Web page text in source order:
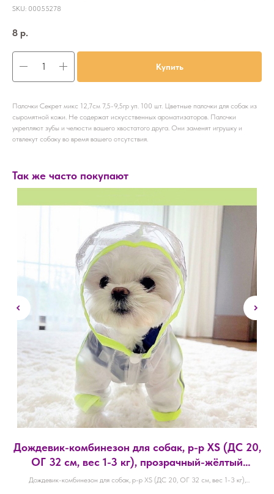
SKU: 00055278
8 р.
Купить
Палочки Секрет микс 12,7см 7,5-9,5гр уп. 100 шт. Цветные палочки для собак из
сыромятной кожи. Не содержат искусственных ароматизаторов. Палочки
укрепляют зубы и челюсти вашего хвостатого друга. Они заменят игрушку и
отвлекут собаку во время вашего отсутствия.
Так же часто покупают
Дождевик-комбинезон для собак, р-р XS (ДС 20,
ОГ 32 см, вес 1-3 кг), прозрачный-жёлтый
9383261
Дождевик-комбинезон для собак, р-р XS (ДС 20, ОГ 32 см, вес 1-3 кг),